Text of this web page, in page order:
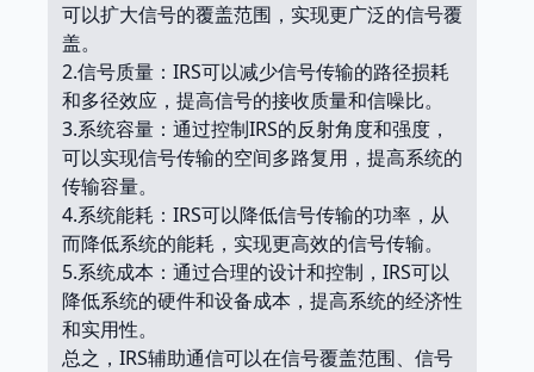
可以扩大信号的覆盖范围，实现更广泛的信号覆
盖。
2.信号质量：IRS可以减少信号传输的路径损耗
和多径效应，提高信号的接收质量和信噪比。
3.系统容量：通过控制IRS的反射角度和强度，
可以实现信号传输的空间多路复用，提高系统的
传输容量。
4.系统能耗：IRS可以降低信号传输的功率，从
而降低系统的能耗，实现更高效的信号传输。
5.系统成本：通过合理的设计和控制，IRS可以
降低系统的硬件和设备成本，提高系统的经济性
和实用性。
总之，IRS辅助通信可以在信号覆盖范围、信号